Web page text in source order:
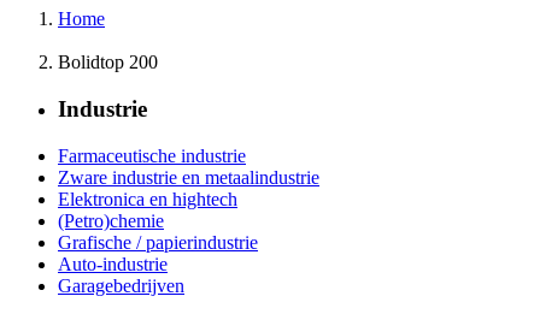
Home
Bolidtop 200
Industrie
Farmaceutische industrie
Zware industrie en metaalindustrie
Elektronica en hightech
(Petro)chemie
Grafische / papierindustrie
Auto-industrie
Garagebedrijven